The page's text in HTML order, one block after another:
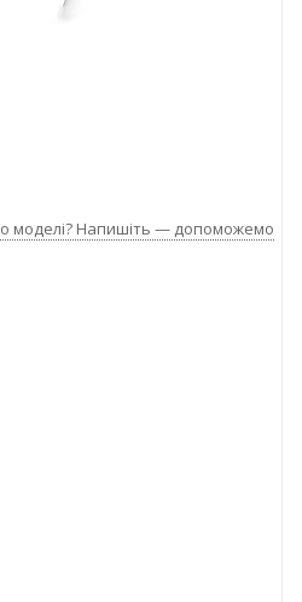
моделі? Напишіть — допоможемо